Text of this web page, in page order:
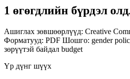
1 өгөгдлийн бүрдэл
Ашиглах зөвшөөрлүүд: Creative
Форматууд: PDF Шошго: gender
зөрүүтэй байдал budget
Үр дүнг шүүх